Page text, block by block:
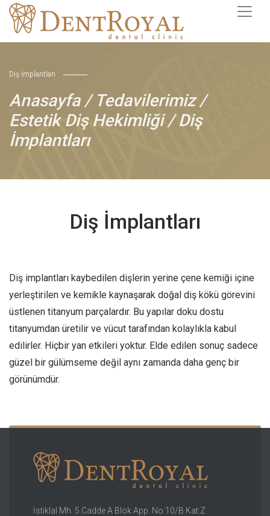
Diş İmplantları
Anasayfa/ Tedavilerimiz/
Estetik Diş Hekimliği/ Diş
İmplantları
Diş İmplantları
Diş implantları kaybedilen dişlerin yerine çene kemiği içine
yerleştirilen ve kemikle kaynaşarak doğal diş kökü görevini
üstlenen titanyum parçalardır. Bu yapılar doku dostu
titanyumdan üretilir ve vücut tarafından kolaylıkla kabul
edilirler. Hiçbir yan etkileri yoktur. Elde edilen sonuç sadece
güzel bir gülümseme değil aynı zamanda daha genç bir
görünümdür.
İstiklal Mh. 5.Cadde A Blok App. No:10/B Kat:Z